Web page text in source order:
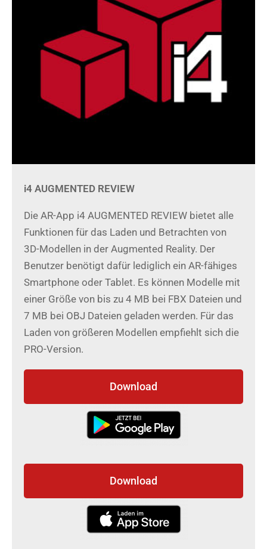
i4 AUGMENTED REVIEW
Die AR-App i4 AUGMENTED REVIEW bietet alle
Funktionen für das Laden und Betrachten von
3D-Modellen in der Augmented Reality. Der
Benutzer benötigt dafür lediglich ein AR-fähiges
Smartphone oder Tablet. Es können Modelle mit
einer Größe von bis zu 4 MB bei FBX Dateien und
7 MB bei OBJ Dateien geladen werden. Für das
Laden von größeren Modellen empfiehlt sich die
PRO-Version.
Download
Download